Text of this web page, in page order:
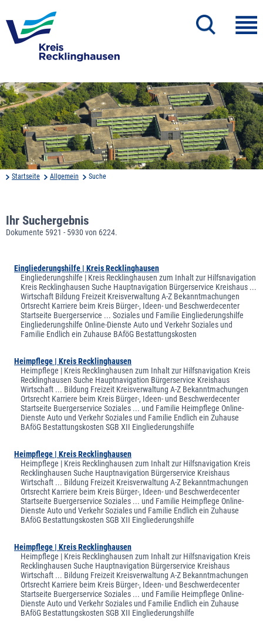
Startseite Allgemein Suche
Ihr Suchergebnis
Dokumente 5921 - 5930 von 6224.
Eingliederungshilfe | Kreis Recklinghausen
Eingliederungshilfe | Kreis Recklinghausen zum Inhalt zur Hilfsnavigation
Kreis Recklinghausen Suche Hauptnavigation Bürgerservice Kreishaus ...
Wirtschaft Bildung Freizeit Kreisverwaltung A-Z Bekanntmachungen
Ortsrecht Karriere beim Kreis Bürger-, Ideen- und Beschwerdecenter
Startseite Buergerservice ... Soziales und Familie Eingliederungshilfe
Eingliederungshilfe Online-Dienste Auto und Verkehr Soziales und
Familie Endlich ein Zuhause BAföG Bestattungskosten
Heimpflege | Kreis Recklinghausen
Heimpflege | Kreis Recklinghausen zum Inhalt zur Hilfsnavigation Kreis
Recklinghausen Suche Hauptnavigation Bürgerservice Kreishaus
Wirtschaft ... Bildung Freizeit Kreisverwaltung A-Z Bekanntmachungen
Ortsrecht Karriere beim Kreis Bürger-, Ideen- und Beschwerdecenter
Startseite Buergerservice Soziales ... und Familie Heimpflege Online-
Dienste Auto und Verkehr Soziales und Familie Endlich ein Zuhause
BAföG Bestattungskosten SGB XII Eingliederungshilfe
Heimpflege | Kreis Recklinghausen
Heimpflege | Kreis Recklinghausen zum Inhalt zur Hilfsnavigation Kreis
Recklinghausen Suche Hauptnavigation Bürgerservice Kreishaus
Wirtschaft ... Bildung Freizeit Kreisverwaltung A-Z Bekanntmachungen
Ortsrecht Karriere beim Kreis Bürger-, Ideen- und Beschwerdecenter
Startseite Buergerservice Soziales ... und Familie Heimpflege Online-
Dienste Auto und Verkehr Soziales und Familie Endlich ein Zuhause
BAföG Bestattungskosten SGB XII Eingliederungshilfe
Heimpflege | Kreis Recklinghausen
Heimpflege | Kreis Recklinghausen zum Inhalt zur Hilfsnavigation Kreis
Recklinghausen Suche Hauptnavigation Bürgerservice Kreishaus
Wirtschaft ... Bildung Freizeit Kreisverwaltung A-Z Bekanntmachungen
Ortsrecht Karriere beim Kreis Bürger-, Ideen- und Beschwerdecenter
Startseite Buergerservice Soziales ... und Familie Heimpflege Online-
Dienste Auto und Verkehr Soziales und Familie Endlich ein Zuhause
BAföG Bestattungskosten SGB XII Eingliederungshilfe